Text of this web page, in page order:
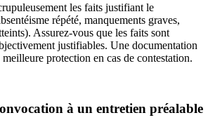
les faits justifiant le
répété, manquements graves,
Assurez-vous que les faits sont
justifiables. Une documentation
protection en cas de contestation.
à un entretien préalable